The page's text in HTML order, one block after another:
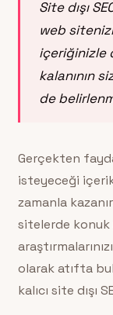
Site dışı
web
içeriğinizle
kalanının
de
Gerçekten
isteyeceği
zamanla
sitelerde konuk
olarak atıfta
kalıcı site dışı